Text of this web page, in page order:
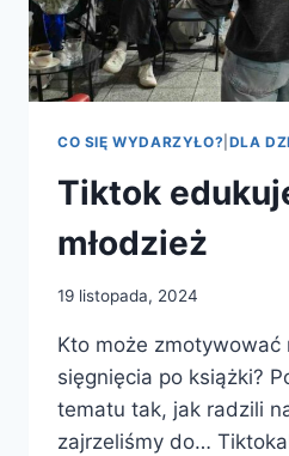
CO SIĘ WYDARZYŁO? DLA
Tiktok
młodzież
19 listopada, 2024
Kto może zmotywować
sięgnięcia po książki?
tematu tak, jak radzili
zajrzeliśmy do…